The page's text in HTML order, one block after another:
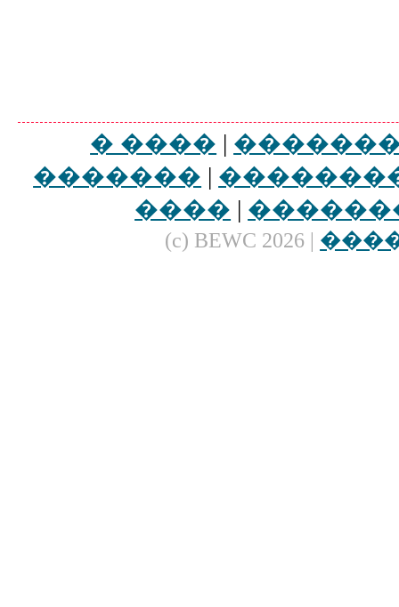
� ���� |
������� |
���� |
(c) BEWC 2026 |